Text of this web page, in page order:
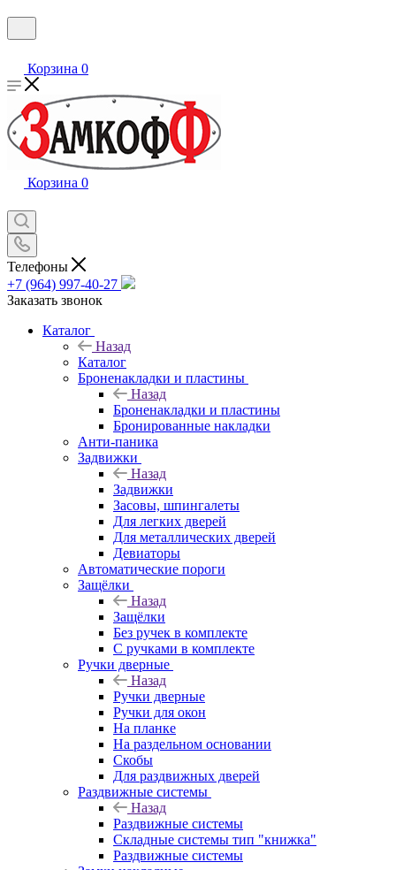
Корзина 0
Корзина 0
Телефоны
+7 (964) 997-40-27
Заказать звонок
Каталог
Назад
Каталог
Броненакладки и пластины
Назад
Броненакладки и пластины
Бронированные накладки
Анти-паника
Задвижки
Назад
Задвижки
Засовы, шпингалеты
Для легких дверей
Для металлических дверей
Девиаторы
Автоматические пороги
Защёлки
Назад
Защёлки
Без ручек в комплекте
С ручками в комплекте
Ручки дверные
Назад
Ручки дверные
Ручки для окон
На планке
На раздельном основании
Скобы
Для раздвижных дверей
Раздвижные системы
Назад
Раздвижные системы
Складные системы тип "книжка"
Раздвижные системы